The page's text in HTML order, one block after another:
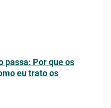
passa: Por que os
eu trato os